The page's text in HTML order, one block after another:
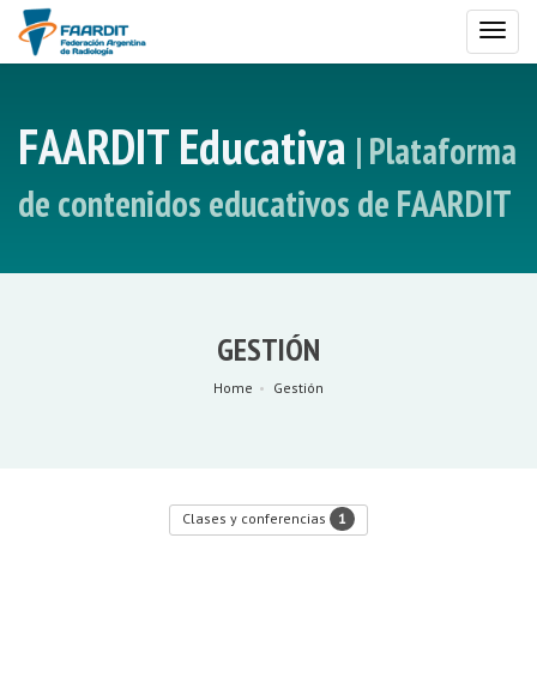
Toggle
FAARDIT Educativa | Plataforma
de contenidos educativos de FAARDIT
GESTIÓN
Home Gestión
Clases y conferencias 1